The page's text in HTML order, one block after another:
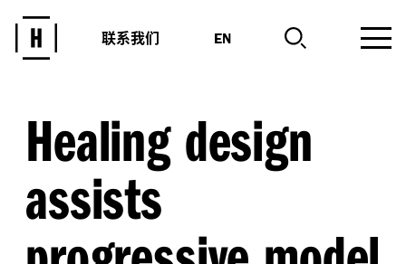
联系我们 EN
Healing design
assists